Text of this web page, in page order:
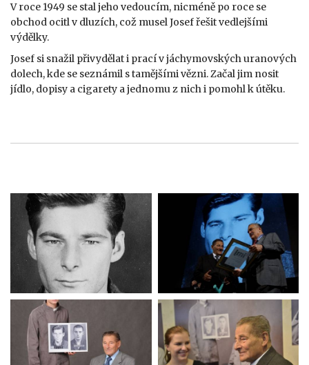
V roce 1949 se stal jeho vedoucím, nicméně po roce se
obchod ocitl v dluzích, což musel Josef řešit vedlejšími
výdělky.
Josef si snažil přivydělat i prací v jáchymovských uranových
dolech, kde se seznámil s tamějšími vězni. Začal jim nosit
jídlo, dopisy a cigarety a jednomu z nich i pomohl k útěku.